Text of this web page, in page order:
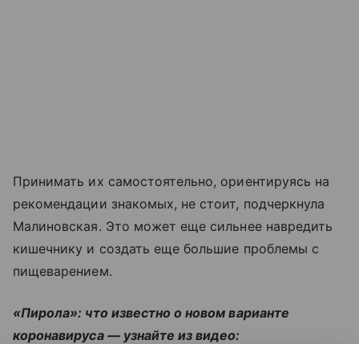
Принимать их самостоятельно, ориентируясь на
рекомендации знакомых, не стоит, подчеркнула
Малиновская. Это может еще сильнее навредить
кишечнику и создать еще большие проблемы с
пищеварением.
«Пирола»: что известно о новом варианте
коронавируса — узнайте из видео: